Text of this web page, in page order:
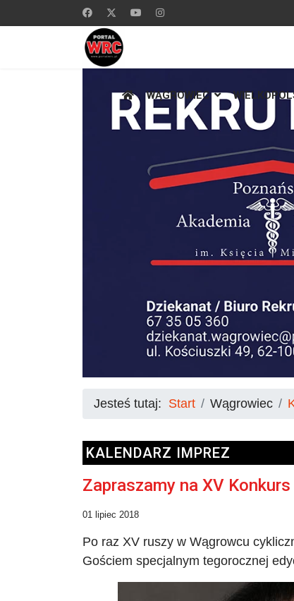
WĄGROWIEC
Jesteś tutaj: Start Wągrowiec
KALENDARZ IMPREZ
Zapraszamy na XV
01 lipiec 2018
Po raz XV ruszy w Wągrowcu
Gościem specjalnym tegorocznej